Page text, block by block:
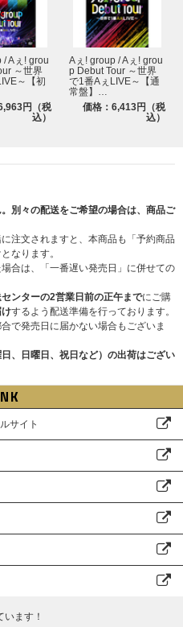
/ Aぇ! grou
～世界
～【初
円（税
込）
Aぇ! group / Aぇ! grou
p Debut Tour ～世界
で1番AぇLIVE～【通
常盤】…
価格：6,413円（税
込）
別々の配送をご希望の場合は、商品ご
注文されますと、本商品も「予約商品
なります。
合は、「一番遅い発売日」に併せての
ンターの2営業日前の正午までにご購
するよう配送準備を行っております。
で発売日に届かない場合もございま
、日曜日、祝日など）の出荷はござい
サイト
ます！